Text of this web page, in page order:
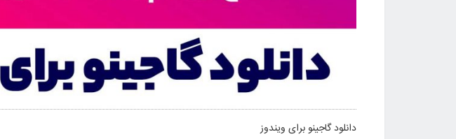
دانلود گاجینو برای ویندوز